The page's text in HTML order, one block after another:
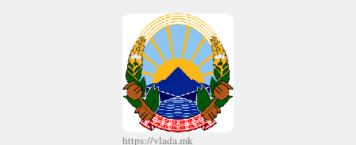
https://vlada.mk